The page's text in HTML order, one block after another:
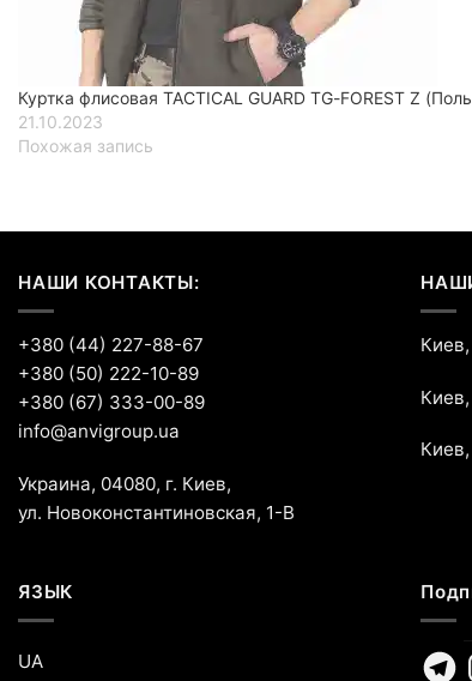
Куртка флисовая TACTICAL GUARD TG-FOREST Z
21.10.2023
Похожая запись
НАШИ КОНТАКТЫ:
+380 (44) 227-88-67
+380 (50) 222-10-89
+380 (67) 333-00-89
info@anvigroup.ua
Украина, 04080, г. Киев,
ул. Новоконстантиновская, 1-В
ЯЗЫК
UA